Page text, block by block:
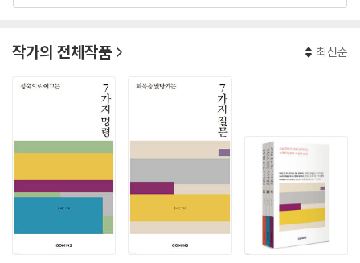
담임목사와 사단법인 미셔널신학연구소 이사장으로 섬기고 있다. 저서로
훈련원), 『믿음은 그런 것이다』, 『내겐 사랑만 남았다』(포이에마), 『하나
님이 다 하신다』(성서원), 『쾌도난마 사도행전1~4』(지혜의샘), 『시대를
관통하는 지혜』(넥서스CROSS), 『그리스도 안에서 함께 하라』(샘솟는기
쁨) 등이 있다.
작가의 전체작품 최신순